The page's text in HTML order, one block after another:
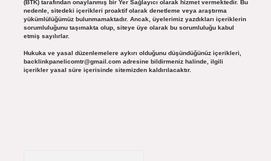
(BTK) tarafından onaylanmış bir Yer Sağlayıcı olarak hizmet vermektedir. Bu
nedenle, sitedeki içerikleri proaktif olarak denetleme veya araştırma
yükümlülüğümüz bulunmamaktadır. Ancak, üyelerimiz yazdıkları içeriklerin
sorumluluğunu taşımakta olup, siteye üye olarak bu sorumluluğu kabul
etmiş sayılırlar.
Hukuka ve yasal düzenlemelere aykırı olduğunu düşündüğünüz içerikleri,
backlinkpanelicomtr@gmail.comadresine bildirmeniz halinde, ilgili
içerikler yasal süre içerisinde sitemizden kaldırılacaktır.